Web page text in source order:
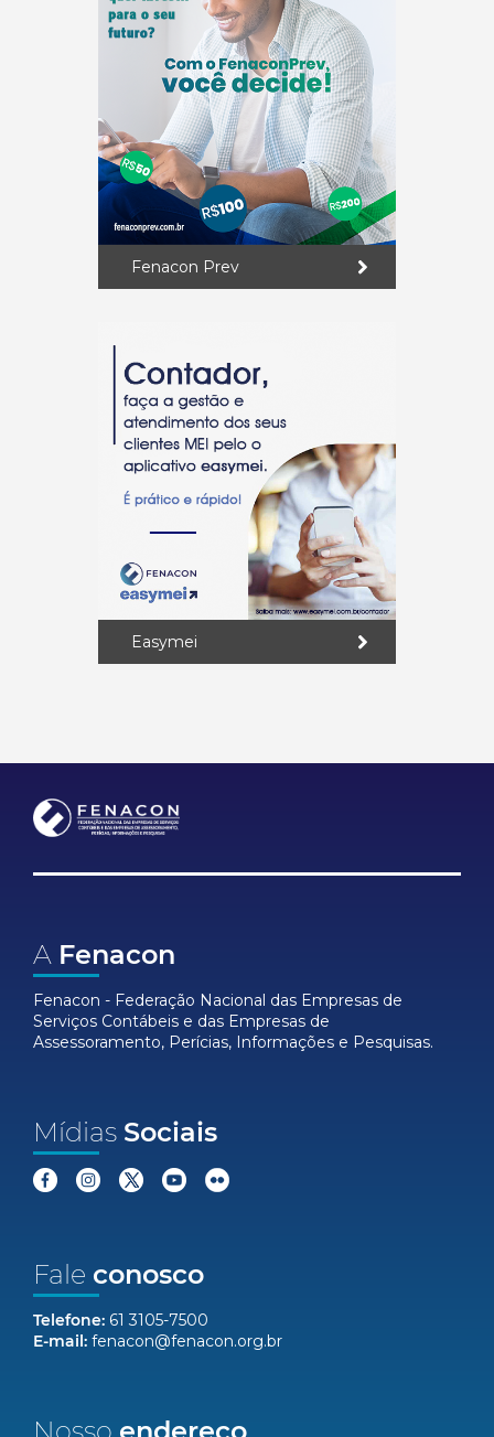
Fenacon Prev
Easymei
A Fenacon
Fenacon - Federação Nacional das Empresas de
Serviços Contábeis e das Empresas de
Assessoramento, Perícias, Informações e Pesquisas.
Mídias Sociais
Fale conosco
Telefone: 61 3105-7500
E-mail: fenacon@fenacon.org.br